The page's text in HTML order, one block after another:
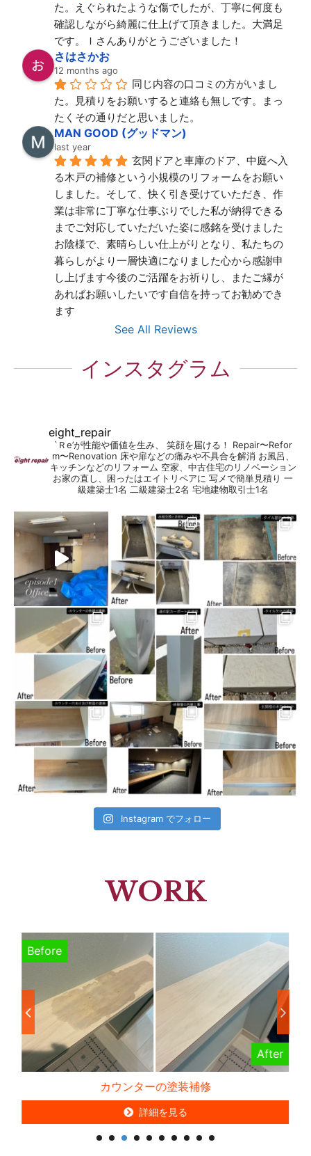
た。えぐられたような傷でしたが、丁寧に何度も
確認しながら綺麗に仕上げて頂きました。大満足
です。Ｉさんありがとうございました！
さはさかお
12 months ago
同じ内容の口コミの方がいまし
た。見積りをお願いすると連絡も無しです。まっ
たくその通りだと思いました。
MAN GOOD (グッドマン)
last year
玄関ドアと車庫のドア、中庭へ入
る木戸の補修という小規模のリフォームをお願い
しました。そして、快く引き受けていただき、作
業は非常に丁寧な仕事ぶりでした私が納得できる
までご対応していただいた姿に感銘を受けました
お陰様で、素晴らしい仕上がりとなり、私たちの
暮らしがより一層快適になりました心から感謝申
し上げます今後のご活躍をお祈りし、またご縁が
あればお願いしたいです自信を持ってお勧めでき
ます
See All Reviews
インスタグラム
eight_repair
`Ｒe’が性能や価値を生み、 笑顔を届ける！
Repair〜Refor
m〜Renovation 床や扉などの痛みや不具合を解消 お風呂、
キッチンなどのリフォーム 空家、中古住宅のリノベーション
お家の直し、困ったはエイトリペアに 写メで簡単見積り 一
級建築士1名 二級建築士2名 宅地建物取引士1名
Instagram でフォロー
WORK
Before
After
カウンターの塗装補修
詳細を見る
詳細を見る